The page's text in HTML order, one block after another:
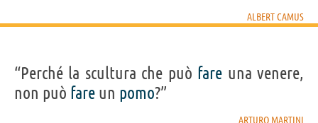
ALBERT CAMUS
“Perché la scultura che può fare una venere,
non può fare un pomo?”
ARTURO MARTINI